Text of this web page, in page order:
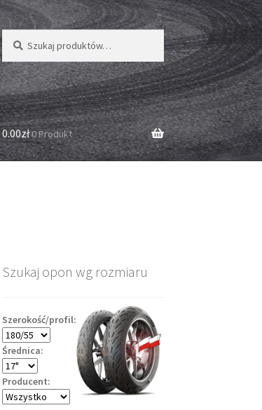
Szukaj:
Szukaj
0.00zł0 Produkt
Szukaj opon wg rozmiaru
Szerokość/profil:
Średnica:
Producent: